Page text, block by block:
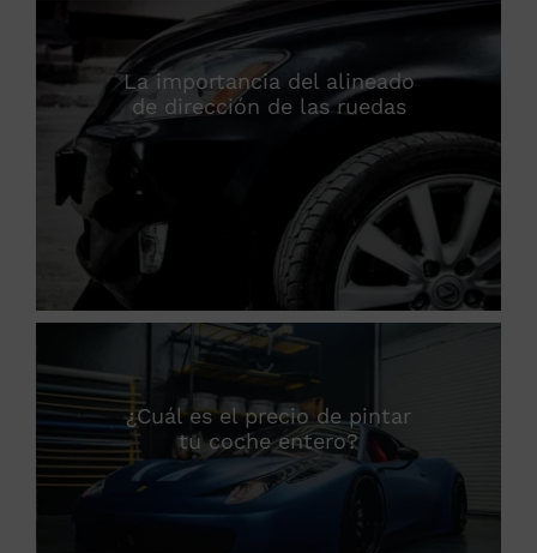
La importancia del alineado
de dirección de las ruedas
¿Cuál es el precio de pintar
tu coche entero?